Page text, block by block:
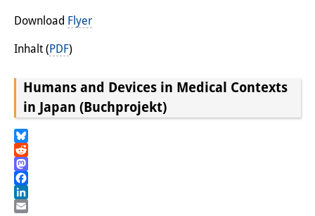
Nachhaltigkeit in Japan
Forschungsfeld:
Forschungsfeld:
Download Flyer
Inhalt (PDF)
Humans and Devices in Medical Contexts
in Japan (Buchprojekt)
Bluesky
Reddit
Mastodon
Facebook
LinkedIn